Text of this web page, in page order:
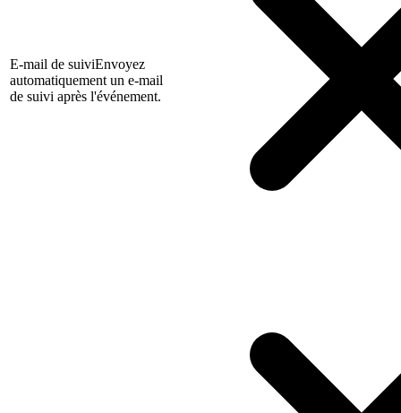
E-mail de suiviEnvoyez
automatiquement un e-mail
de suivi après l'événement.